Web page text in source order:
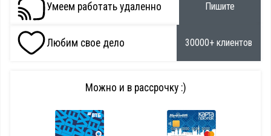
Умеем работать удаленно Пишите
Любим свое дело 30000+ клиентов
Можно и в рассрочку :)